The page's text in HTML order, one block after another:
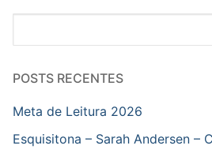
POSTS RECENTES
Meta de Leitura 2026
Esquisitona – Sarah Andersen –